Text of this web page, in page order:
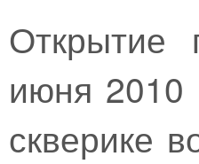
Открытие
июня
скверике